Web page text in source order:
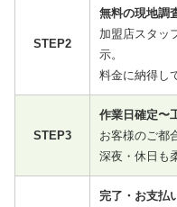
STEP2
無料の現地調
加盟店スタッ
示。
料金に納得し
STEP3
作業日確定〜
お客様のご都
深夜・休日も
完了・お支払